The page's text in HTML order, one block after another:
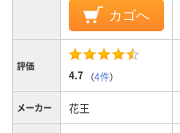
カゴへ
評価
4.7 （4件）
メーカー 花王